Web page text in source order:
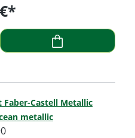
den gewünschten
Faber-Castell Metallic
metallic